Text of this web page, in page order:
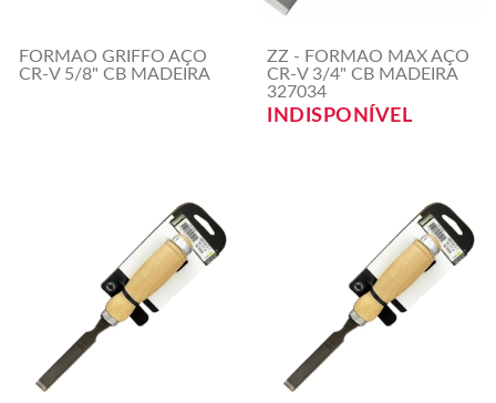
FORMAO GRIFFO AÇO
CR-V 5/8" CB MADEIRA
ZZ - FORMAO MAX AÇO
CR-V 3/4" CB MADEIRA
327034
INDISPONÍVEL